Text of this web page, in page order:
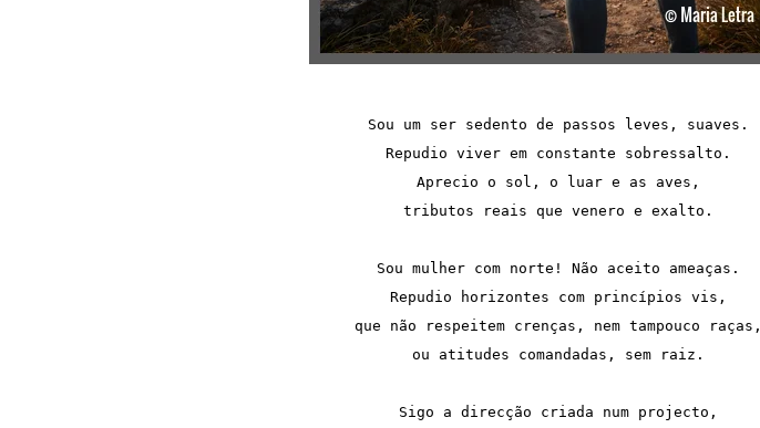
Sou um ser sedento de passos leves, suaves.
Repudio viver em constante sobressalto.
Aprecio o sol, o luar e as aves,
tributos reais que venero e exalto.
Sou mulher com norte! Não aceito ameaças.
Repudio horizontes com princípios vis,
que não respeitem crenças, nem tampouco raças,
ou atitudes comandadas, sem raiz.
Sigo a direcção criada num projecto,